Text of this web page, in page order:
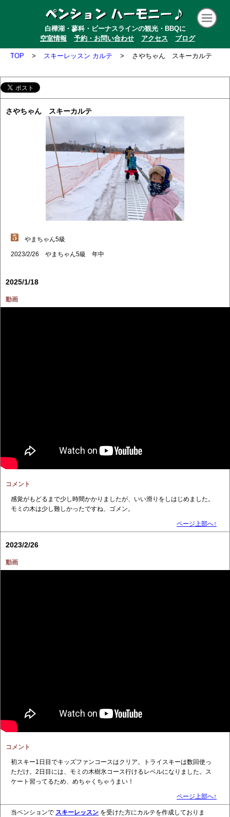
白樺湖・蓼科・ビーナスラインの観光・BBQに
空室情報
予約・お問い合わせ アクセス ブログ
TOP > スキーレッスン カルテ > さやちゃん スキーカルテ
さやちゃん スキーカルテ
やまちゃん5級
2023/2/26 やまちゃん5級 年中
2025/1/18
動画
コメント
感覚がもどるまで少し時間かかりましたが、いい滑りをしはじめました。
モミの木は少し難しかったですね、ゴメン。
ページ上部へ↑
2023/2/26
動画
コメント
初スキー1日目でキッズファンコースはクリア。トライスキーは数回使っ
ただけ。2日目には、モミの木樹氷コース行けるレベルになりました。ス
ケート習ってるため、めちゃくちゃうまい！
ページ上部へ↑
当ペンションで スキーレッスン を受けた方にカルテを作成しておりま